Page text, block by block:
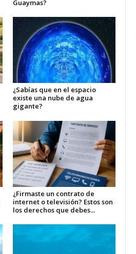
Guaymas?
¿Sabías que en el espacio
existe una nube de agua
gigante?
¿Firmaste un contrato de
internet o televisión? Estos son
los derechos que debes...